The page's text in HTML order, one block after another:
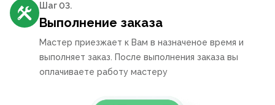
Шаг 03.
Выполнение заказа
Мастер приезжает к Вам в назначеное время и
выполняет заказ. После выполнения заказа вы
оплачиваете работу мастеру